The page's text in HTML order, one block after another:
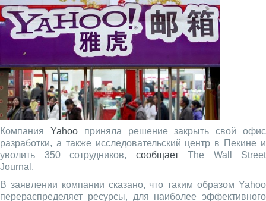
Компания Yahooприняла решение закрыть свой офис
разработки, а также исследовательский центр в Пекине и
уволить 350 сотрудников, сообщаетThe Wall Street
Journal.
В заявлении компании сказано, что таким образом Yahoo
перераспределяет ресурсы, для наиболее эффективного